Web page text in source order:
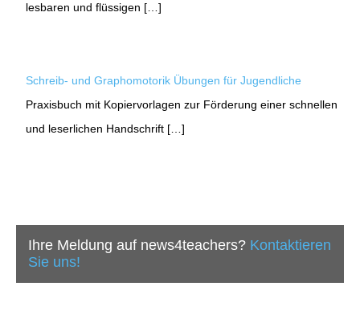
lesbaren und flüssigen […]
Schreib- und Graphomotorik Übungen für Jugendliche
Praxisbuch mit Kopiervorlagen zur Förderung einer schnellen
und leserlichen Handschrift […]
Ihre Meldung auf news4teachers? Kontaktieren
Sie uns!